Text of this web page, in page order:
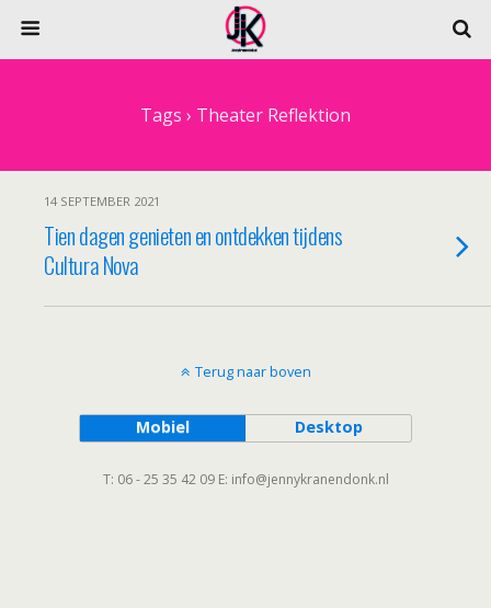
Tags › Theater Reflektion
14 SEPTEMBER 2021
Tien dagen genieten en ontdekken tijdens
Cultura Nova
Terug naar boven
Mobiel Desktop
T: 06 - 25 35 42 09 E: info@jennykranendonk.nl